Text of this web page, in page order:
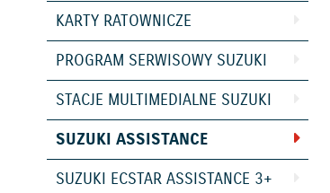
KARTY RATOWNICZE
PROGRAM SERWISOWY SUZUKI
STACJE MULTIMEDIALNE SUZUKI
SUZUKI ASSISTANCE
SUZUKI ECSTAR ASSISTANCE 3+